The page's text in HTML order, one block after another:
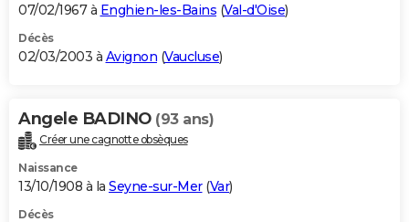
07/02/1967 à Enghien-les-Bains (Val-d'Oise)
Décès
02/03/2003 à Avignon (Vaucluse)
Angele BADINO (93 ans)
Créer une cagnotte obsèques
Naissance
13/10/1908 à la Seyne-sur-Mer(Var)
Décès